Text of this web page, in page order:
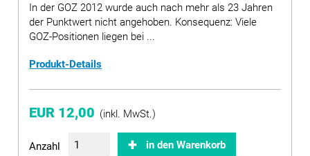
In der GOZ 2012 wurde auch nach mehr als 23 Jahren
der Punktwert nicht angehoben. Konsequenz: Viele
GOZ-Positionen liegen bei ...
Produkt-Details
EUR 12,00 (inkl. MwSt.)
Anzahl in den Warenkorb